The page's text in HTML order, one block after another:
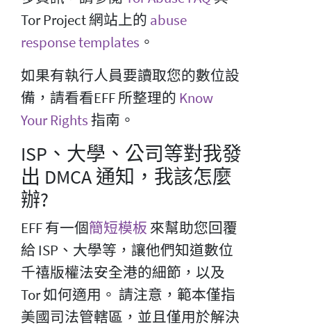
Tor Project 網站上的 abuse
response templates 。
如果有執行人員要讀取您的數位設
備，請看看EFF 所整理的 Know
Your Rights指南。
ISP、大學、公司等對我發
出 DMCA 通知，我該怎麼
辦?
EFF 有一個簡短模板 來幫助您回覆
給 ISP、大學等，讓他們知道數位
千禧版權法安全港的細節，以及
Tor 如何適用。 請注意，範本僅指
美國司法管轄區，並且僅用於解決